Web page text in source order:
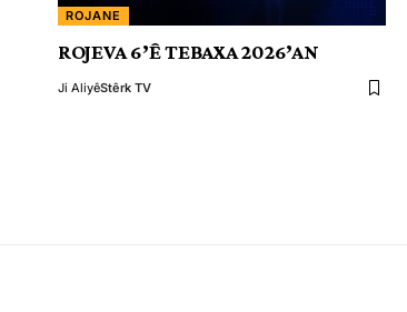
ROJANE
ROJEVA 6’Ê TEBAXA 2026’AN
Ji AliyêStêrk TV